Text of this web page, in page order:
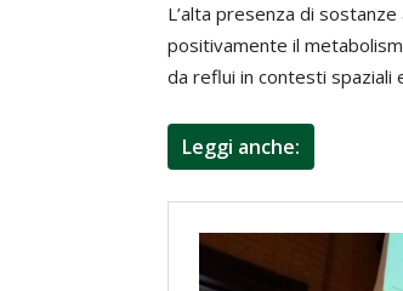
L’alta presenza di sostanze
positivamente il
da reflui in contesti spaziali
Leggi anche: